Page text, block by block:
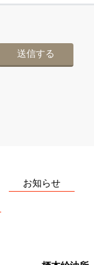
お知らせ